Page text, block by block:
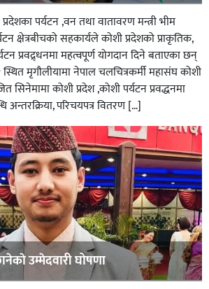
पर्यटन ,वन तथा वातावरण मन्त्री भीम
क्षेत्रबीचको सहकार्यले कोशी प्रदेशको प्राकृतिक,
प्रवद्र्धनमा महत्वपूर्ण योगदान दिने बताएका छन्
मृगौलीयामा नेपाल चलचित्रकर्मी महासंघ कोशी
सिनेमामा कोशी प्रदेश ,कोशी पर्यटन प्रवद्धनमा
अन्तरक्रिया, परिचयपत्र वितरण […]
उम्मेदवारी घोषणा